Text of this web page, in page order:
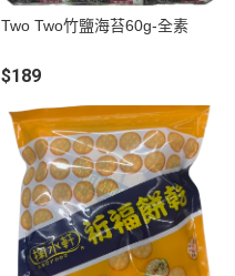
Two Two竹鹽海苔60g-全素
$189